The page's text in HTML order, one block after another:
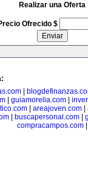
Realizar una Oferta
Ofrecido $
|
| guiamorelia.com|
| areajoven.com|
| buscapersonal.com|
compracampos.com